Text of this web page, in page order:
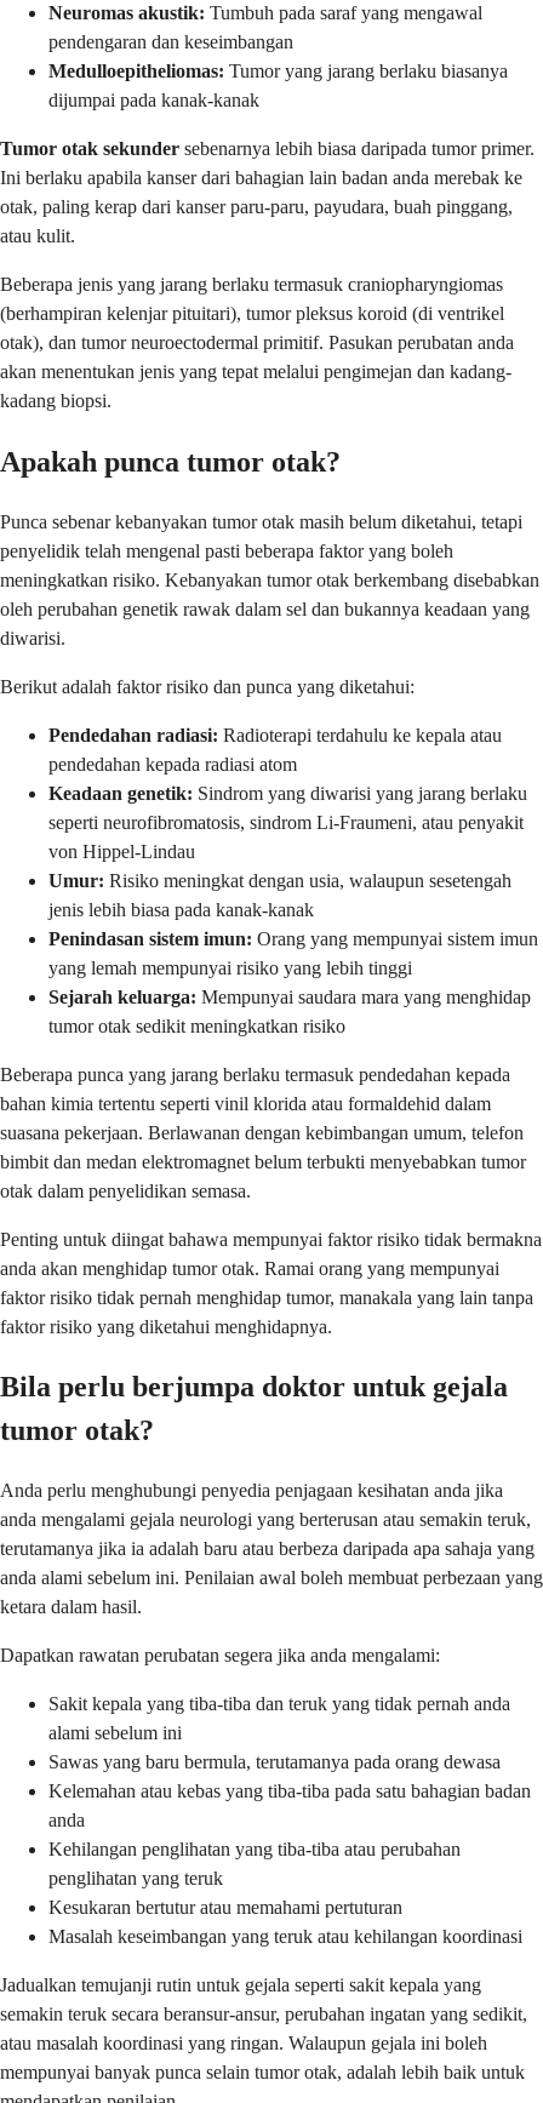
Neuromas akustik: Tumbuh pada saraf yang mengawal
pendengaran dan keseimbangan
Medulloepitheliomas: Tumor yang jarang berlaku biasanya
dijumpai pada kanak-kanak
Tumor otak sekunder sebenarnya lebih biasa daripada tumor primer.
Ini berlaku apabila kanser dari bahagian lain badan anda merebak ke
otak, paling kerap dari kanser paru-paru, payudara, buah pinggang,
atau kulit.
Beberapa jenis yang jarang berlaku termasuk craniopharyngiomas
(berhampiran kelenjar pituitari), tumor pleksus koroid (di ventrikel
otak), dan tumor neuroectodermal primitif. Pasukan perubatan anda
akan menentukan jenis yang tepat melalui pengimejan dan kadang-
kadang biopsi.
Apakah punca tumor otak?
Punca sebenar kebanyakan tumor otak masih belum diketahui, tetapi
penyelidik telah mengenal pasti beberapa faktor yang boleh
meningkatkan risiko. Kebanyakan tumor otak berkembang disebabkan
oleh perubahan genetik rawak dalam sel dan bukannya keadaan yang
diwarisi.
Berikut adalah faktor risiko dan punca yang diketahui:
Pendedahan radiasi: Radioterapi terdahulu ke kepala atau
pendedahan kepada radiasi atom
Keadaan genetik: Sindrom yang diwarisi yang jarang berlaku
seperti neurofibromatosis, sindrom Li-Fraumeni, atau penyakit
von Hippel-Lindau
Umur: Risiko meningkat dengan usia, walaupun sesetengah
jenis lebih biasa pada kanak-kanak
Penindasan sistem imun: Orang yang mempunyai sistem imun
yang lemah mempunyai risiko yang lebih tinggi
Sejarah keluarga: Mempunyai saudara mara yang menghidap
tumor otak sedikit meningkatkan risiko
Beberapa punca yang jarang berlaku termasuk pendedahan kepada
bahan kimia tertentu seperti vinil klorida atau formaldehid dalam
suasana pekerjaan. Berlawanan dengan kebimbangan umum, telefon
bimbit dan medan elektromagnet belum terbukti menyebabkan tumor
otak dalam penyelidikan semasa.
Penting untuk diingat bahawa mempunyai faktor risiko tidak bermakna
anda akan menghidap tumor otak. Ramai orang yang mempunyai
faktor risiko tidak pernah menghidap tumor, manakala yang lain tanpa
faktor risiko yang diketahui menghidapnya.
Bila perlu berjumpa doktor untuk gejala
tumor otak?
Anda perlu menghubungi penyedia penjagaan kesihatan anda jika
anda mengalami gejala neurologi yang berterusan atau semakin teruk,
terutamanya jika ia adalah baru atau berbeza daripada apa sahaja yang
anda alami sebelum ini. Penilaian awal boleh membuat perbezaan yang
ketara dalam hasil.
Dapatkan rawatan perubatan segera jika anda mengalami:
Sakit kepala yang tiba-tiba dan teruk yang tidak pernah anda
alami sebelum ini
Sawas yang baru bermula, terutamanya pada orang dewasa
Kelemahan atau kebas yang tiba-tiba pada satu bahagian badan
anda
Kehilangan penglihatan yang tiba-tiba atau perubahan
penglihatan yang teruk
Kesukaran bertutur atau memahami pertuturan
Masalah keseimbangan yang teruk atau kehilangan koordinasi
Jadualkan temujanji rutin untuk gejala seperti sakit kepala yang
semakin teruk secara beransur-ansur, perubahan ingatan yang sedikit,
atau masalah koordinasi yang ringan. Walaupun gejala ini boleh
mempunyai banyak punca selain tumor otak, adalah lebih baik untuk